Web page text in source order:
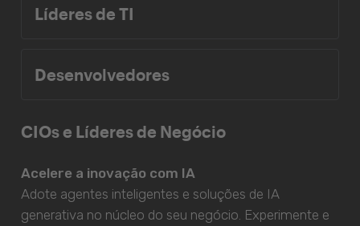
Líderes de TI
Desenvolvedores
CIOs e Líderes de Negócio
Acelere a inovação com IA
Adote agentes inteligentes e soluções de IA
generativa no núcleo do seu negócio. Experimente e